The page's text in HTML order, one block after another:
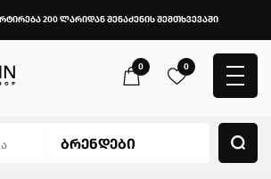
200 ლარიდან შენაძენის შემთხვევაში
0 0